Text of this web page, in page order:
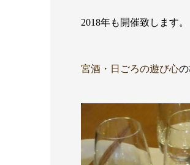
2018年も開催致します。
宮酒・日ごろの遊び心